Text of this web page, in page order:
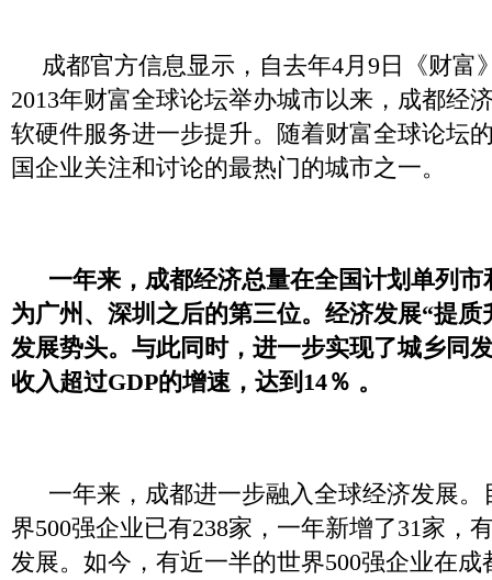
成都官方信息显示，自去年4月9日《财富
2013年财富全球论坛举办城市以来，成都经
软硬件服务进一步提升。随着财富全球论坛
国企业关注和讨论的最热门的城市之一。
一年来，成都经济总量在全国计划单列
为广州、深圳之后的第三位。经济发展“提
发展势头。与此同时，进一步实现了城乡同
收入超过GDP的增速，达到14％ 。
一年来，成都进一步融入全球经济发展
界500强企业已有238家，一年新增了31家，
发展。如今，有近一半的世界500强企业在